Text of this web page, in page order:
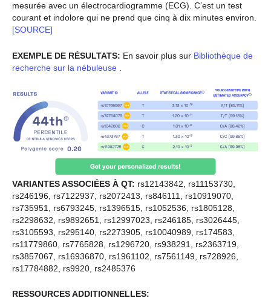
mesurée avec un électrocardiogramme (ECG). C’est un test
courant et indolore qui ne prend que cinq à dix minutes environ.
[SOURCE]
EXEMPLE DE RÉSULTATS: En savoir plus sur Bibliothèque de
recherche sur la nébuleuse
VARIANTES ASSOCIÉES À QT: rs12143842, rs11153730,
rs246196, rs7122937, rs2072413, rs846111, rs10919070,
rs735951, rs6793245, rs1396515, rs1052536, rs1805128,
rs2298632, rs9892651, rs12997023, rs246185, rs3026445,
rs3105593, rs295140, rs2273905, rs10040989, rs174583,
rs11779860, rs7765828, rs1296720, rs938291, rs2363719,
rs3857067, rs16936870, rs1961102, rs7561149, rs728926,
rs17784882, rs9920, rs2485376
RESSOURCES ADDITIONNELLES: